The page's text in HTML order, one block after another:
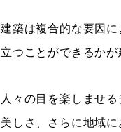
建築は複合的な要因
立つことができるか
人々の目を楽しませ
美しさ、さらに地域